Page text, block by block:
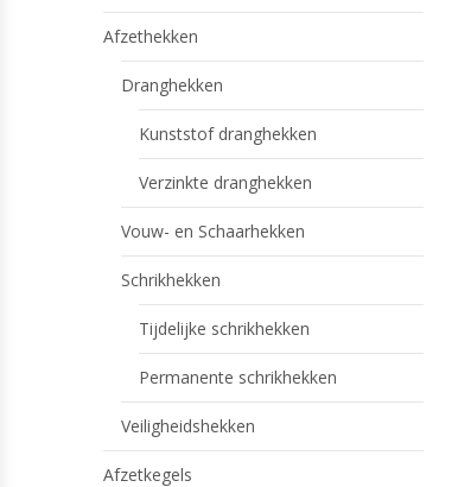
Afzethekken
Dranghekken
Kunststof dranghekken
Verzinkte dranghekken
Vouw- en Schaarhekken
Schrikhekken
Tijdelijke schrikhekken
Permanente schrikhekken
Veiligheidshekken
Afzetkegels